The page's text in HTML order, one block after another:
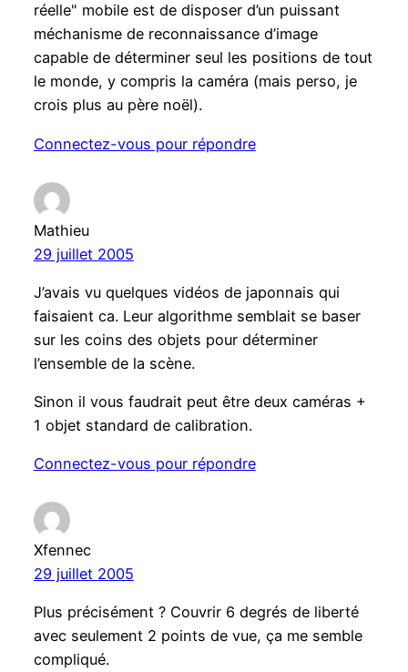
réelle" mobile est de disposer d’un puissant
méchanisme de reconnaissance d’image
capable de déterminer seul les positions de tout
le monde, y compris la caméra (mais perso, je
crois plus au père noël).
Connectez-vous pour répondre
Mathieu
29 juillet 2005
J’avais vu quelques vidéos de japonnais qui
faisaient ca. Leur algorithme semblait se baser
sur les coins des objets pour déterminer
l’ensemble de la scène.
Sinon il vous faudrait peut être deux caméras +
1 objet standard de calibration.
Connectez-vous pour répondre
Xfennec
29 juillet 2005
Plus précisément ? Couvrir 6 degrés de liberté
avec seulement 2 points de vue, ça me semble
compliqué.